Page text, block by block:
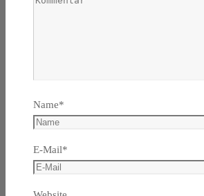
Name*
E-Mail*